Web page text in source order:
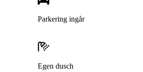
Parkering ingår
Egen dusch